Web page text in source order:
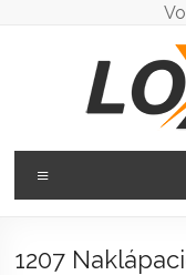
Loxsk
predaj
1207